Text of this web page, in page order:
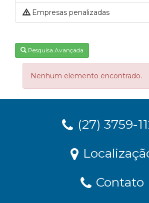
Empresas penalizadas
Pesquisa Avançada
Nenhum elemento encontrado.
(27) 3759-
Contato